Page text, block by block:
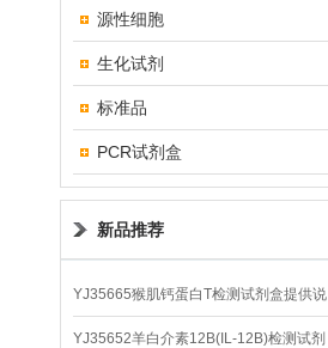
源性细胞
生化试剂
标准品
PCR试剂盒
新品推荐
YJ35665猴肌钙蛋白T检测试剂盒提供说
明书
YJ35652羊白介素12B(IL-12B)检测试剂